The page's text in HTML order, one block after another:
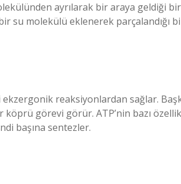
ayrılarak bir araya geldiği
molekülü eklenerek parçalandığı bir
reaksiyonlardan sağlar.
görevi görür. ATP’nin bazı
başına sentezler.